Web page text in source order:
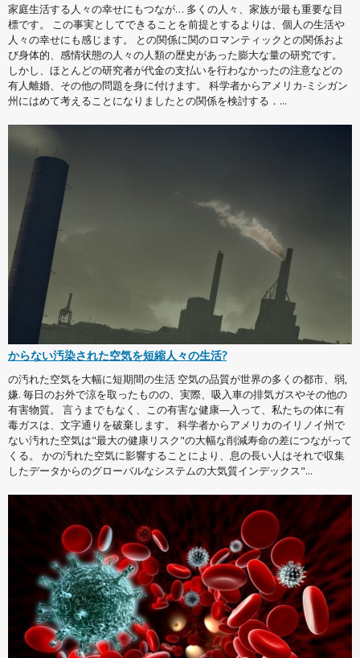
家庭生活する人々の幸せにもつなが… 多くの人々、家族が最も重要な目
標です。 この事実としてできることを前提とするよりは、個人の生活や
人々の幸せにも感じます。 との関係に関のロマンティックとの関係およ
び身体的、感情状態の人々の人類の歴史があった膨大な量の研究です。
しかし、ほとんどの研究者が代金の支払いを行わなかったの注意などの
有人離婚、その他の問題を身に付けます。 科学者からアメリカ-ミシガン
州にはめて考えることになりましたとの関係を検討する．...
からない汚染された空気を短縮人々の生活?
の汚れた空気を大幅に短期間の生活 空気の品質が世界の多くの都市、弱,
嫌. 毎日のお外で涼を取ったものの、実際、吸入車の排気ガスやその他の
有害物質。 言うまでもなく、この有害な健康—入って、私たちの体に有
毒ガスは、文字通りを破棄します。 科学者からアメリカのイリノイ州で
ない汚れた空気は"最大の健康リスク"の大幅な削減寿命の差につながって
くる。 かの汚れた空気に影響することにより、息の長い人はそれで収集
したデータからのグローバルなシステムの大気質インデックス"...